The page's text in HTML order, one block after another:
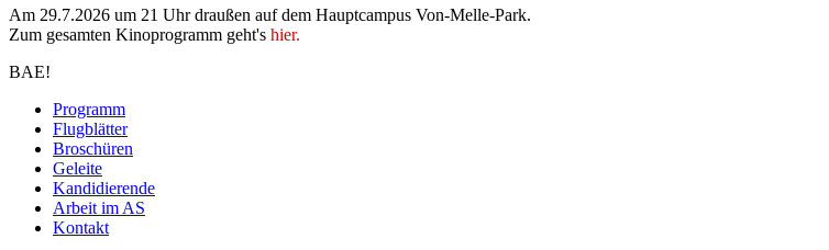
Am 29.7.2026 um 21 Uhr draußen auf dem Hauptcampus Von-Melle-Park.
Zum gesamten Kinoprogramm geht's hier.
BAE!
Programm
Flugblätter
Broschüren
Geleite
Kandidierende
Arbeit im AS
Kontakt